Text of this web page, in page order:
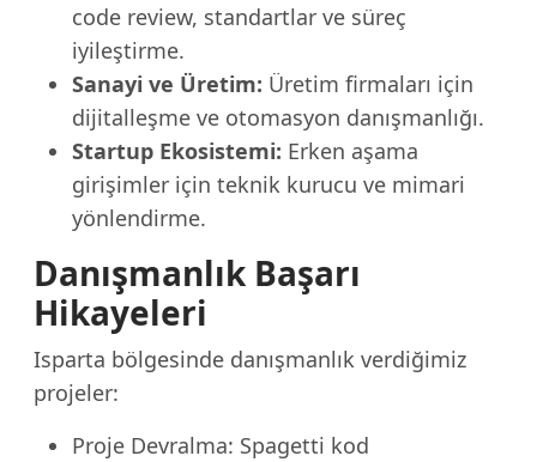
code review, standartlar ve süreç
iyileştirme.
Sanayi ve Üretim: Üretim firmaları için
dijitalleşme ve otomasyon danışmanlığı.
Startup Ekosistemi: Erken aşama
girişimler için teknik kurucu ve mimari
yönlendirme.
Danışmanlık Başarı
Hikayeleri
Isparta bölgesinde danışmanlık verdiğimiz
projeler:
Proje Devralma: Spagetti kod